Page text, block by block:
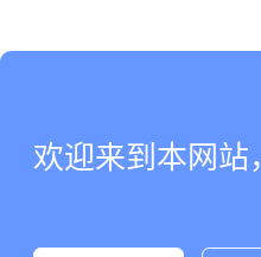
欢迎来到本网